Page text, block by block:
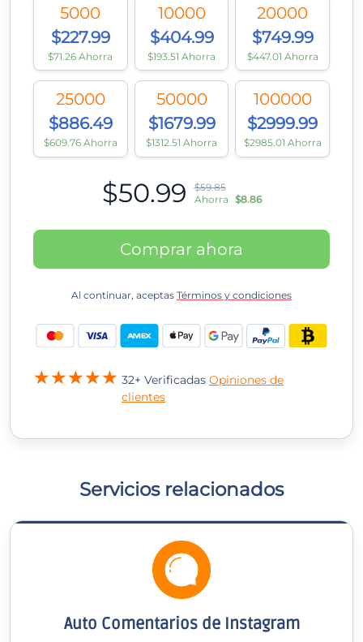
5000
$227.99
$71.26 Ahorra
10000
$404.99
$193.51 Ahorra
20000
$749.99
$447.01 Ahorra
25000
$886.49
$609.76 Ahorra
50000
$1679.99
$1312.51 Ahorra
100000
$2999.99
$2985.01 Ahorra
$50.99
$59.85
Ahorra $8.86
Comprar ahora
Al continuar, aceptas Términos y condiciones
32+ Verificadas Opiniones de
clientes
Servicios relacionados
Auto Comentarios de Instagram